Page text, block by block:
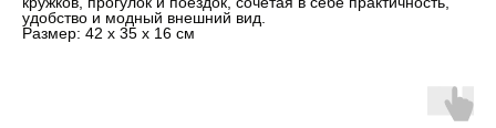
удобство и модный внешний вид.
Размер: 42 х 35 х 16 см